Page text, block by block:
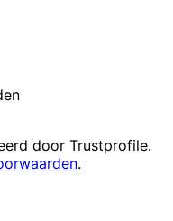
door Trustprofile.
.